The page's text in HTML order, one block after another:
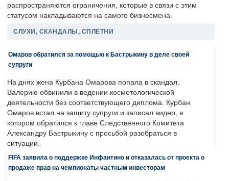
распространяются ограничения, которые в связи с этим
статусом накладываются на самого бизнесмена.
СЛУХИ, СКАНДАЛЫ, СПЛЕТНИ
Омаров обратился за помощью к Бастрыкину в деле своей
супруги
На днях жена Курбана Омарова попала в скандал.
Валерию обвинили в ведении косметологической
деятельности без соответствующего диплома. Курбан
Омаров встал на защиту супруги и записал видео, в
котором обратился к главе Следственного Комитета
Александру Бастрыкину с просьбой разобраться в
ситуации.
FIFA заявила о поддержке Инфантино и отказалась от проекта о
продаже прав на чемпионаты частным инвесторам